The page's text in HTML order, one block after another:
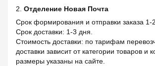
2. Отделение Новая Почта
Срок формирования и отправки заказа 1-
Срок доставки: 1-3 дня.
Стоимость доставки: по тарифам
доставки зависит от категории товаров и
размеры указаны на сайте.